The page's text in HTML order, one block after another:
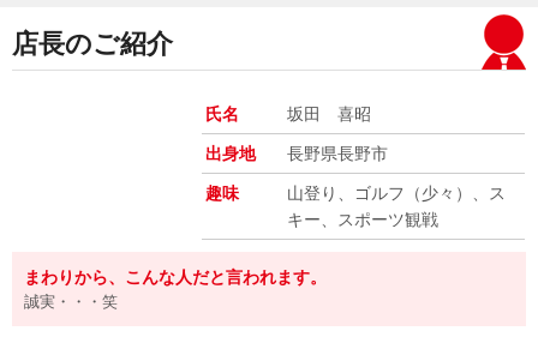
店長のご紹介
氏名 坂田 喜昭
出身地 長野県長野市
趣味
山登り、ゴルフ（少々）、ス
キー、スポーツ観戦
まわりから、こんな人だと言われます。
誠実・・・笑